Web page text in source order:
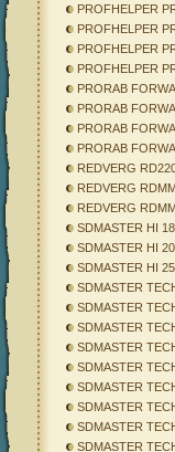
PROFHELPER
PROFHELPER
PROFHELPER
PROFHELPER
PRORAB
PRORAB
PRORAB
PRORAB
REDVERG
REDVERG
REDVERG
SDMASTER HI
SDMASTER HI
SDMASTER HI
SDMASTER
SDMASTER
SDMASTER
SDMASTER
SDMASTER
SDMASTER
SDMASTER
SDMASTER
SDMASTER